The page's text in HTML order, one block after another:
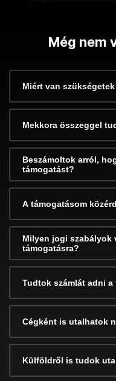
Még nem
Miért van
Mekkora összeggel
Beszámoltok arról,
támogatást?
A támogatásom
Milyen jogi szabályok
támogatásra?
Tudtok számlát adni
Cégként is utalhatok
Külföldről is tudok